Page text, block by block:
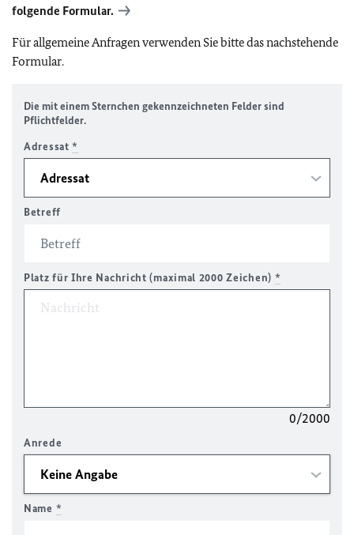
folgende Formular.
Für allgemeine Anfragen verwenden Sie bitte das nachstehende
Formular.
Die mit einem Sternchen gekennzeichneten Felder sind
Pflichtfelder.
Adressat*
Betreff
Platz für Ihre Nachricht (maximal 2000 Zeichen) *
0/2000
Anrede
Name *